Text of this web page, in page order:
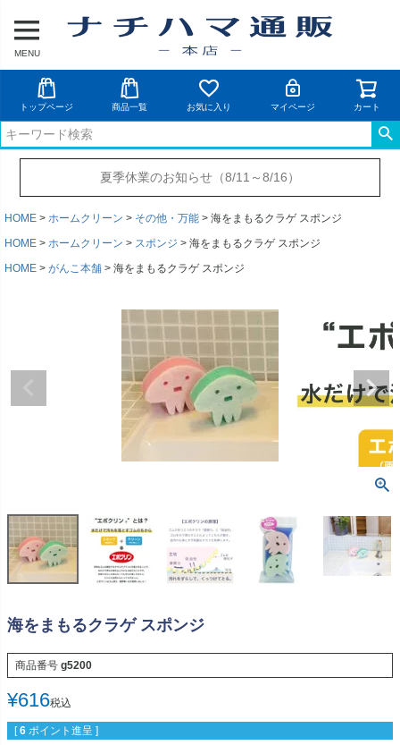
MENU
トップページ 商品一覧 お気に入り マイページ カート
夏季休業のお知らせ（8/11～8/16）
HOME ホームクリーン その他・万能
海をまもるクラゲ スポンジ
HOME
ホームクリーン スポンジ
海をまもるクラゲ スポンジ
HOME
がんこ本舗 海をまもるクラゲ スポンジ
海をまもるクラゲ スポンジ
商品番号 g5200
¥616税込
[ 6 ポイント進呈 ]